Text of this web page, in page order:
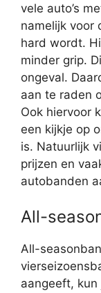
vele auto’s
namelijk voor
hard wordt.
minder grip.
ongeval.
aan te raden
Ook hiervoor
een kijkje op
is. Natuurlijk
prijzen en
autobanden
All-
All-
aangeeft,